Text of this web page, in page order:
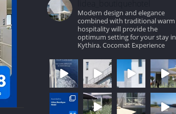
Modern design and elegance
combined with traditional warm
hospitality will provide the
optimum setting for your stay in
Kythira.Cocomat Experience